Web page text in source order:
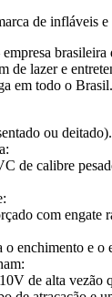
de infláveis
brasileira
de lazer e
em todo o Brasil.
ou deitado).
de calibre
com engate
enchimento e o
de alta vezão